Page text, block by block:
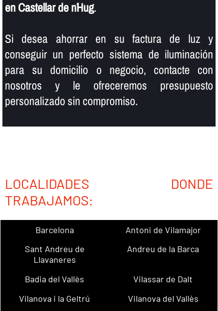
en Castellar de n´Hug.
Si desea ahorrar en su factura de luz y
conseguir un perfecto sistema de iluminación
para su domicilio o negocio, contacte con
nosotros y le ofreceremos presupuesto
personalizado sin compromiso.
LOCALIDADES DONDE
TRABAJAMOS:
Barcelona
Antoni de Vilamajor
Sant Andreu de
Llavaneres
Andreu de la Barca
Badia del Vallès
Vilassar de Dalt
Vilanova i la Geltrú
Vilanova del Vallès